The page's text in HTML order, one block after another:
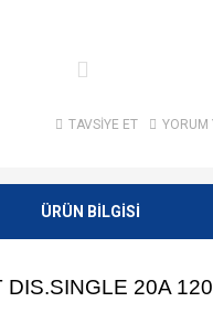
TAVSİYE ET YORUM
ÜRÜN BİLGİSİ
DIS.SINGLE 20A